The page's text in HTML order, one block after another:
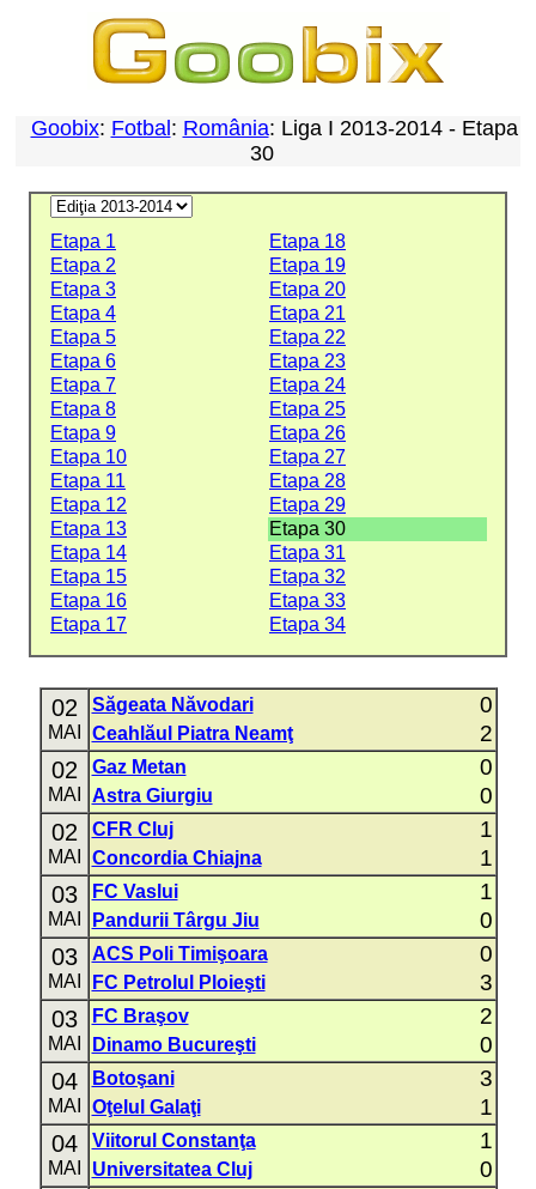
Goobix: Fotbal : România: Liga I 2013-2014 - Etapa
30
Etapa 1
Etapa 18
Etapa 2
Etapa 19
Etapa 3
Etapa 20
Etapa 4
Etapa 21
Etapa 5
Etapa 22
Etapa 6
Etapa 23
Etapa 7
Etapa 24
Etapa 8
Etapa 25
Etapa 9
Etapa 26
Etapa 10
Etapa 27
Etapa 11
Etapa 28
Etapa 12
Etapa 29
Etapa 13
Etapa 30
Etapa 14
Etapa 31
Etapa 15
Etapa 32
Etapa 16
Etapa 33
Etapa 17
Etapa 34
02
MAI
Săgeata Năvodari 0
Ceahlăul Piatra Neamţ 2
02
MAI
Gaz Metan 0
Astra Giurgiu 0
02
MAI
CFR Cluj 1
Concordia Chiajna 1
03
MAI
FC Vaslui 1
Pandurii Târgu Jiu 0
03
MAI
ACS Poli Timişoara 0
FC Petrolul Ploieşti 3
03
MAI
FC Braşov 2
Dinamo Bucureşti 0
04
MAI
Botoşani 3
Oţelul Galaţi 1
04
MAI
Viitorul Constanţa 1
Universitatea Cluj 0